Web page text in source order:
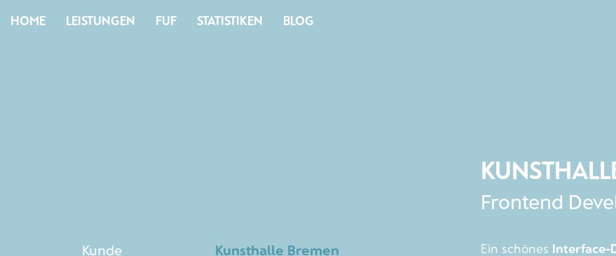
HOME LEISTUNGEN FUF STATISTIKEN BLOG
Frontend
Kunde
Kunsthalle Bremen
Ein schönes Interface-